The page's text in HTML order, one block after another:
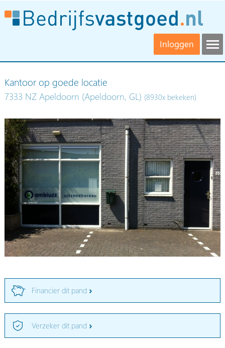
Inloggen
Kantoor op goede locatie
7333 NZ Apeldoorn (Apeldoorn, GL) (8930x bekeken)
Financier dit pand
Verzeker dit pand